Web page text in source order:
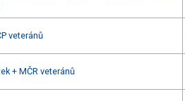
veteránů
+ MČR veteránů